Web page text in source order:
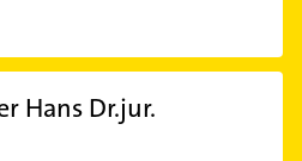
Hans Dr.jur.